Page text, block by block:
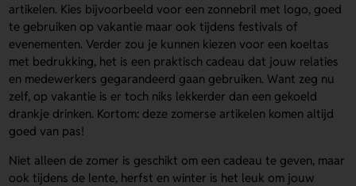
artikelen. Kies bijvoorbeeld voor een zonnebril met logo, goed
te gebruiken op vakantie maar ook tijdens festivals of
evenementen. Verder zou je kunnen kiezen voor een koeltas
met bedrukking, het is een praktisch cadeau dat jouw relaties
en medewerkers gegarandeerd gaan gebruiken. Want zeg nu
zelf, op vakantie is er toch niks lekkerder dan een gekoeld
drankje drinken. Kortom: deze zomerse artikelen komen altijd
goed van pas!
Niet alleen de zomer is geschikt om een cadeau te geven, maar
ook tijdens de lente, herfst en winter is het leuk om jouw